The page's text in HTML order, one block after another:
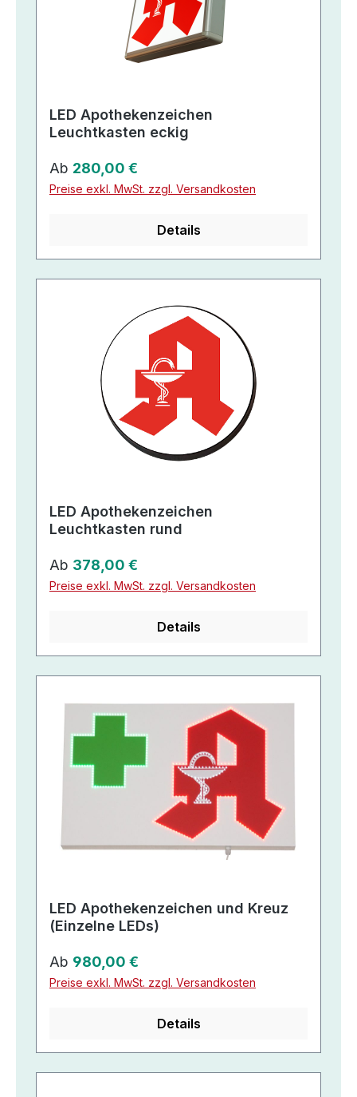
LED Apothekenzeichen
Leuchtkasten eckig
Regulärer Preis:
Ab 280,00 €
Preise exkl. MwSt. zzgl. Versandkosten
Details
LED Apothekenzeichen
Leuchtkasten rund
Regulärer Preis:
Ab 378,00 €
Preise exkl. MwSt. zzgl. Versandkosten
Details
LED Apothekenzeichen und Kreuz
(Einzelne LEDs)
Regulärer Preis:
Ab 980,00 €
Preise exkl. MwSt. zzgl. Versandkosten
Details